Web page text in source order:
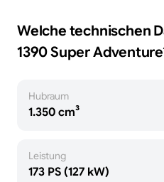
Welche technischen
1390 Super Adventure
Hubraum
1.350 cm³
Leistung
173 PS (127 kW)